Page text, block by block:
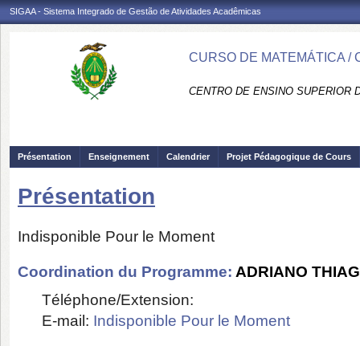
SIGAA - Sistema Integrado de Gestão de Atividades Acadêmicas
CURSO DE MATEMÁTICA /
CENTRO DE ENSINO SUPERIOR
Présentation Enseignement Calendrier Projet Pédagogique de Cours
Présentation
Indisponible Pour le Moment
Coordination du Programme: ADRIANO
Téléphone/Extension:
E-mail: Indisponible Pour le Moment